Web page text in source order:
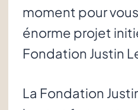
moment pour
énorme projet
Fondation Justin
La Fondation